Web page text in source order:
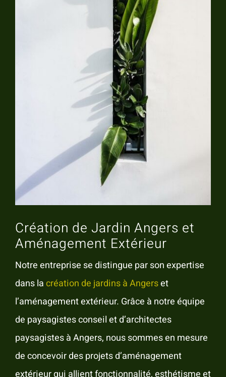
Création de Jardin Angers et
Aménagement Extérieur
Notre entreprise se distingue par son expertise
dans lacréation de jardins à Angerset
l’aménagement extérieur. Grâce à notre équipe
de paysagistes conseil et d’architectes
paysagistes à Angers, nous sommes en mesure
de concevoir des projets d’aménagement
extérieur qui allient fonctionnalité, esthétisme et